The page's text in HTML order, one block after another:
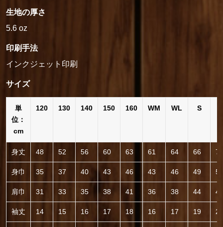
生地の厚さ
5.6 oz
印刷手法
インクジェット印刷
サイズ
単
位：
cm
120 130 140 150 160 WM WL S
身丈 48 52 56 60 63 61 64 66 70
身巾 35 37 40 43 46 43 46 49 52
肩巾 31 33 35 38 41 36 38 44 47
袖丈 14 15 16 17 18 16 17 19 20